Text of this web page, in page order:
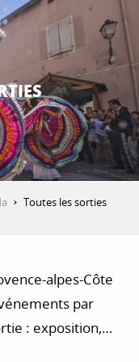
Toutes les sorties
alpes-Côte
par
: exposition,